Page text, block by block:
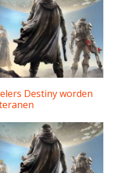
Destiny worden